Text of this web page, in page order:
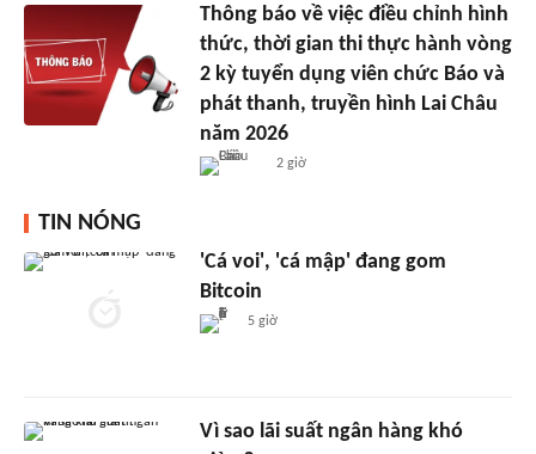
Thông báo về việc điều chỉnh hình
thức, thời gian thi thực hành vòng
2 kỳ tuyển dụng viên chức Báo và
phát thanh, truyền hình Lai Châu
năm 2026
2 giờ
TIN NÓNG
'Cá voi', 'cá mập' đang gom
Bitcoin
5 giờ
Vì sao lãi suất ngân hàng khó